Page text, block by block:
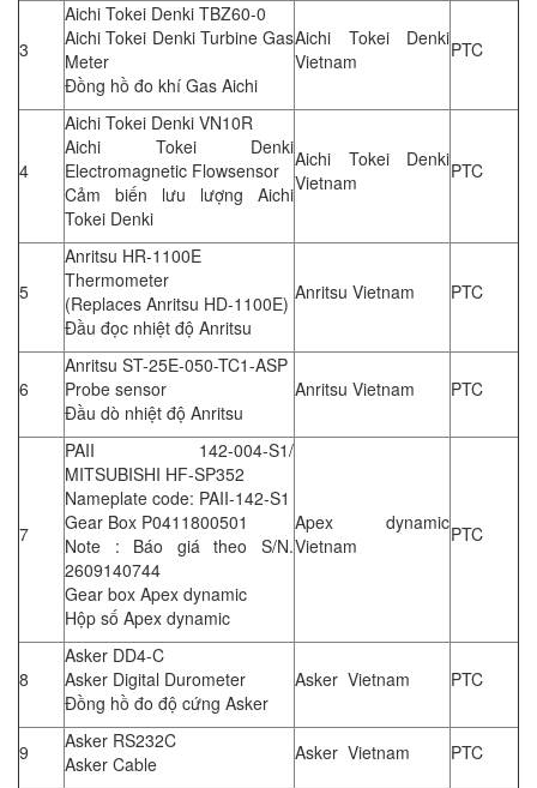
3
Aichi Tokei Denki TBZ60-0
Aichi Tokei Denki Turbine Gas
Meter
Đồng hồ đo khí Gas Aichi
Aichi Tokei Denki
Vietnam
PTC
4
Aichi Tokei Denki VN10R
Aichi Tokei Denki
Electromagnetic Flowsensor
Cảm biến lưu lượng Aichi
Tokei Denki
Aichi Tokei Denki
Vietnam
PTC
5
Anritsu HR-1100E
Thermometer
(Replaces Anritsu HD-1100E)
Đầu đọc nhiệt độ Anritsu
Anritsu Vietnam PTC
6
Anritsu ST-25E-050-TC1-ASP
Probe sensor
Đầu dò nhiệt độ Anritsu
Anritsu Vietnam PTC
7
PAII 142-004-S1/
MITSUBISHI HF-SP352
Nameplate code: PAII-142-S1
Gear Box P0411800501
Note : Báo giá theo S/N.
2609140744
Gear box Apex dynamic
Hộp số Apex dynamic
Apex dynamic
Vietnam
PTC
8
Asker DD4-C
Asker Digital Durometer
Đồng hồ đo độ cứng Asker
Asker Vietnam PTC
9
Asker RS232C
Asker Cable
Asker Vietnam PTC